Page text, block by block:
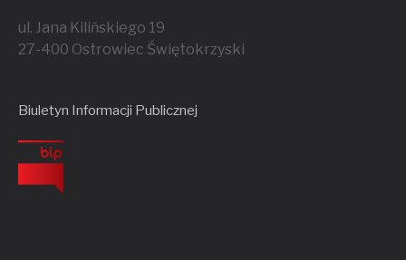
ul. Jana Kilińskiego 19
27-400 Ostrowiec Świętokrzyski
Biuletyn Informacji Publicznej